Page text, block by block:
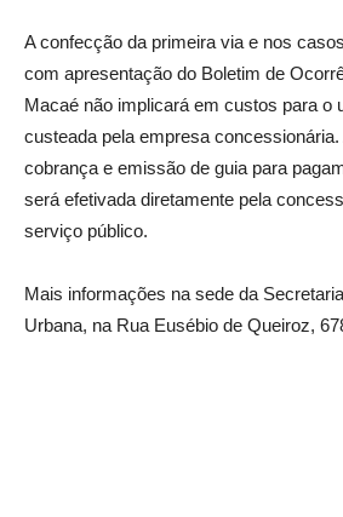
A confecção da primeira via e nos
com apresentação do Boletim de
Macaé não implicará em custos para o
custeada pela empresa
cobrança e emissão de guia para
será efetivada diretamente pela
serviço público.
Mais informações na sede da
Urbana, na Rua Eusébio de Queiroz,